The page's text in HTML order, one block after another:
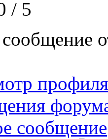
/ 5
профиля
сообщение